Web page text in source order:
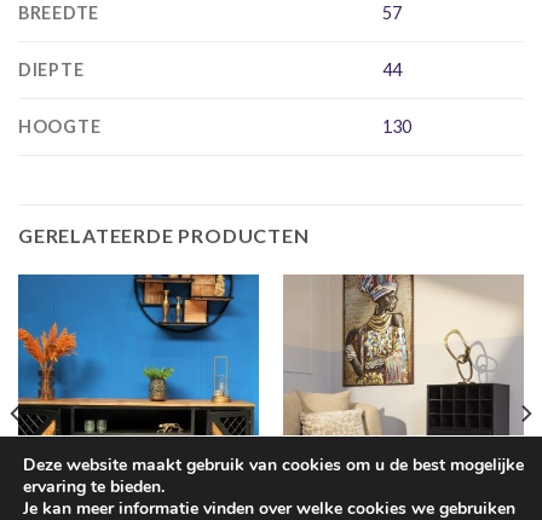
BREEDTE 57
DIEPTE 44
HOOGTE 130
GERELATEERDE PRODUCTEN
Deze website maakt gebruik van cookies om u de best mogelijke
ervaring te bieden.
Je kan meer informatie vinden over welke cookies we gebruiken